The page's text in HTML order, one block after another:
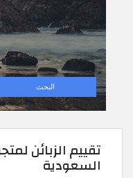
تقييم الزبائن
السعودية